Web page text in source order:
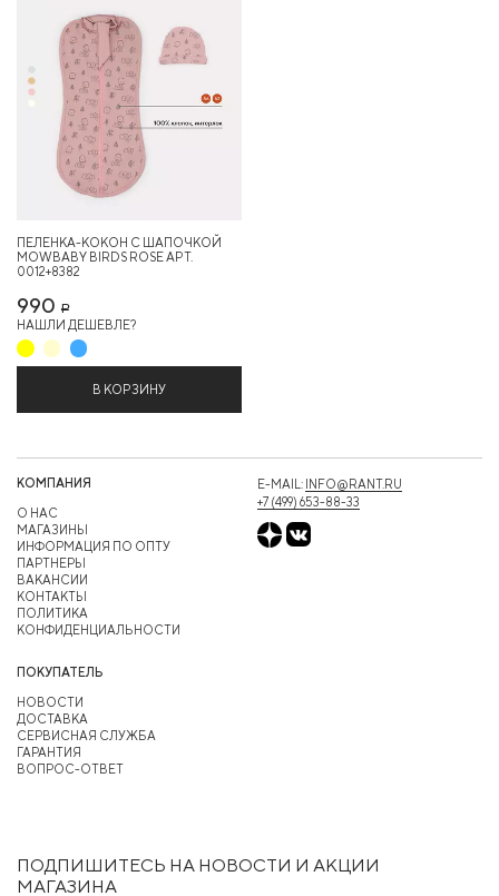
ПЕЛЕНКА-КОКОН С ШАПОЧКОЙ
MOWBABY BIRDS ROSE АРТ.
0012+8382
990 Р
НАШЛИ ДЕШЕВЛЕ?
В КОРЗИНУ
ПОДПИШИТЕСЬ НА НОВОСТИ И АКЦИИ
МАГАЗИНА
КОМПАНИЯ
О НАС
МАГАЗИНЫ
ИНФОРМАЦИЯ ПО ОПТУ
ПАРТНЕРЫ
ВАКАНСИИ
КОНТАКТЫ
ПОЛИТИКА
КОНФИДЕНЦИАЛЬНОСТИ
ПОКУПАТЕЛЬ
НОВОСТИ
ДОСТАВКА
СЕРВИСНАЯ СЛУЖБА
ГАРАНТИЯ
ВОПРОС-ОТВЕТ
E-MAIL: INFO@RANT.RU
+7 (499) 653-88-33